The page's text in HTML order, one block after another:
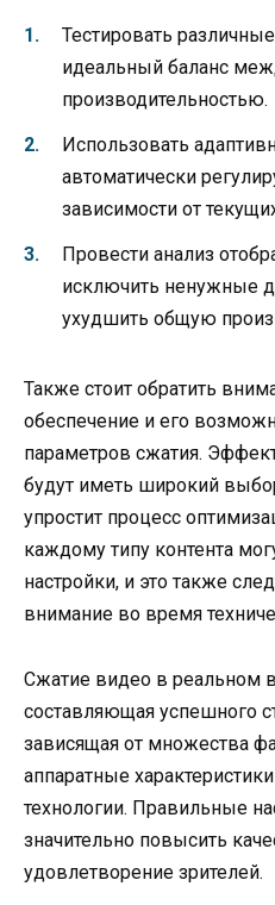
Тестировать
идеальный баланс
производительностью.
Использовать
автоматически
зависимости от
Провести анализ
исключить ненужные
ухудшить общую
Также стоит обратить
обеспечение и его
параметров сжатия.
будут иметь широкий
упростит процесс
каждому типу контента
настройки, и это также
внимание во время
Сжатие видео в реальном
составляющая успешного
зависящая от множества
аппаратные
технологии. Правильные
значительно повысить
удовлетворение зрителей.